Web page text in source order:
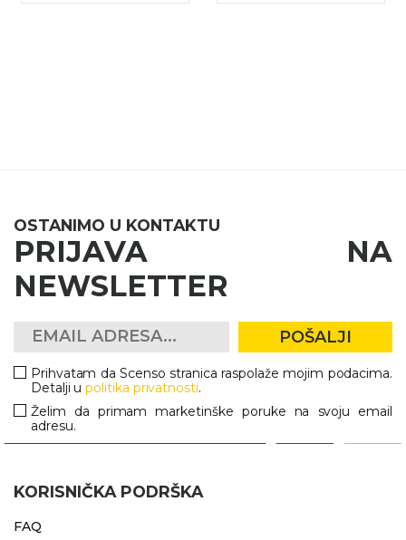
OSTANIMO U KONTAKTU
PRIJAVA NA
NEWSLETTER
POŠALJI
Prihvatam da Scenso stranica raspolaže mojim podacima.
Detalji upolitika privatnosti.
Želim da primam marketinške poruke na svoju email
adresu.
KORISNIČKA PODRŠKA
FAQ